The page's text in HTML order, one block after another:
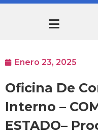
Enero 23, 2025
Oficina De
Interno –
ESTADO–